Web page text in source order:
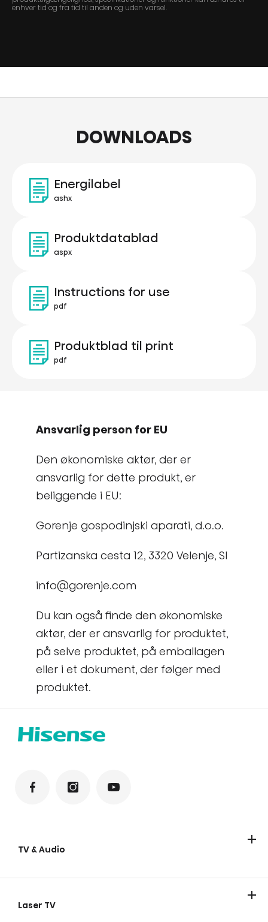
enhver tid og fra tid til anden og uden varsel.
DOWNLOADS
Energilabel
ashx
Produktdatablad
aspx
Instructions for use
pdf
Produktblad til print
pdf
Ansvarlig person for EU
Den økonomiske aktør, der er
ansvarlig for dette produkt, er
beliggende i EU:
Gorenje gospodinjski aparati, d.o.o.
Partizanska cesta 12, 3320 Velenje, SI
info@gorenje.com
Du kan også finde den økonomiske
aktør, der er ansvarlig for produktet,
på selve produktet, på emballagen
eller i et dokument, der følger med
produktet.
TV & Audio
Laser TV